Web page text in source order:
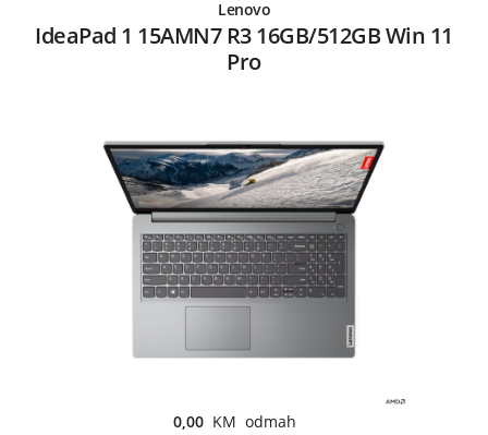
Lenovo
IdeaPad 1 15AMN7 R3 16GB/512GB Win 11
Pro
0,00 KM odmah